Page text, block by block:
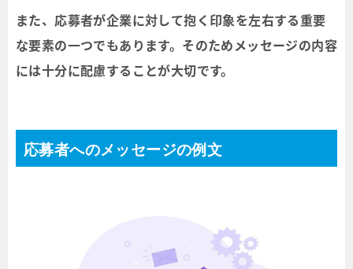
また、応募者が企業に対して抱く印象を左右する重要
な要素の一つでもあります。そのためメッセージの内容
には十分に配慮することが大切です。
応募者へのメッセージの例文